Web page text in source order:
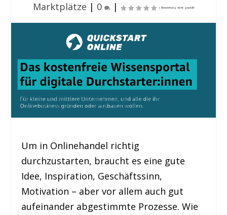
Marktplätze | 0 |
Um in Onlinehandel richtig
durchzustarten, braucht es eine gute
Idee, Inspiration, Geschäftssinn,
Motivation – aber vor allem auch gut
aufeinander abgestimmte Prozesse. Wie